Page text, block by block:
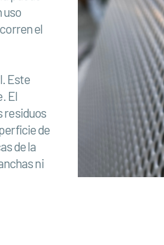
uso
el
Este
El
residuos
de
de la
ni